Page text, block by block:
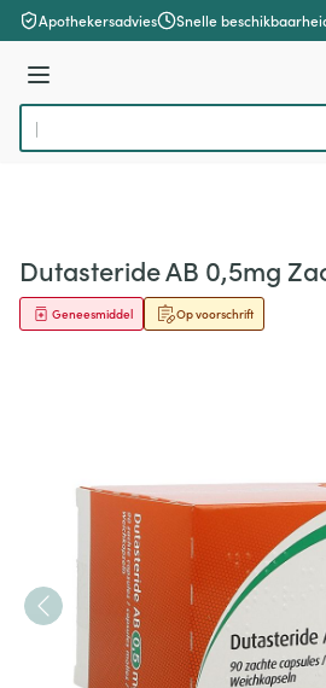
Ga naar de inhoud
Apothekersadvies Snelle
Menu
Product, merk, categorie...
Dutasteride AB 0,5mg
Op voorschrift
Geneesmiddel